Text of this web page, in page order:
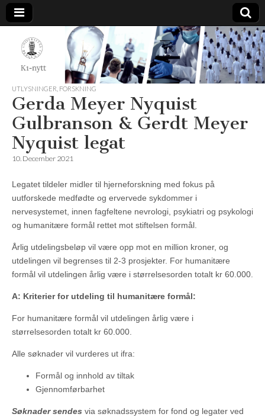
K1-
Nytt
UTLYSNINGER FORSKNING
Gerda Meyer Nyquist
Gulbranson & Gerdt Meyer
Nyquist legat
10. December 2021
Legatet tildeler midler til hjerneforskning med fokus på
uutforskede medfødte og ervervede sykdommer i
nervesystemet, innen fagfeltene nevrologi, psykiatri og psykologi
og humanitære formål rettet mot stiftelsen formål.
Årlig utdelingsbeløp vil være opp mot en million kroner, og
utdelingen vil begrenses til 2-3 prosjekter. For humanitære
formål vil utdelingen årlig være i størrelsesorden totalt kr 60.000.
A: Kriterier for utdeling til humanitære formål:
For humanitære formål vil utdelingen årlig være i
størrelsesorden totalt kr 60.000.
Alle søknader vil vurderes ut ifra:
Formål og innhold av tiltak
Gjennomførbarhet
Søknader sendes via søknadssystem for fond og legater ved